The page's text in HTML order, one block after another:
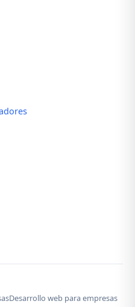
Desarrollo web para empresas